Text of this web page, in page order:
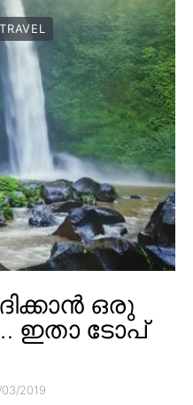
TRAVEL
ഒരു
ഇതാ ടോപ്
03/2019